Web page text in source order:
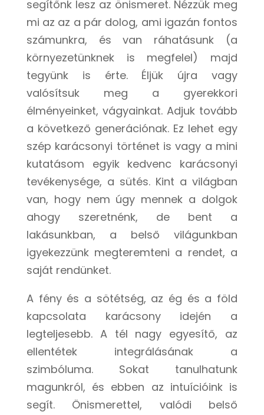
segítőnk lesz az önismeret. Nézzük meg
mi az az a pár dolog, ami igazán fontos
számunkra, és van ráhatásunk (a
környezetünknek is megfelel) majd
tegyünk is érte. Éljük újra vagy
valósítsuk meg a gyerekkori
élményeinket, vágyainkat. Adjuk tovább
a következő generációnak. Ez lehet egy
szép karácsonyi történet is vagy a mini
kutatásom egyik kedvenc karácsonyi
tevékenysége, a sütés. Kint a világban
van, hogy nem úgy mennek a dolgok
ahogy szeretnénk, de bent a
lakásunkban, a belső világunkban
igyekezzünk megteremteni a rendet, a
saját rendünket.
A fény és a sötétség, az ég és a föld
kapcsolata karácsony idején a
legteljesebb. A tél nagy egyesítő, az
ellentétek integrálásának a
szimbóluma. Sokat tanulhatunk
magunkról, és ebben az intuícióink is
segít. Önismerettel, valódi belső